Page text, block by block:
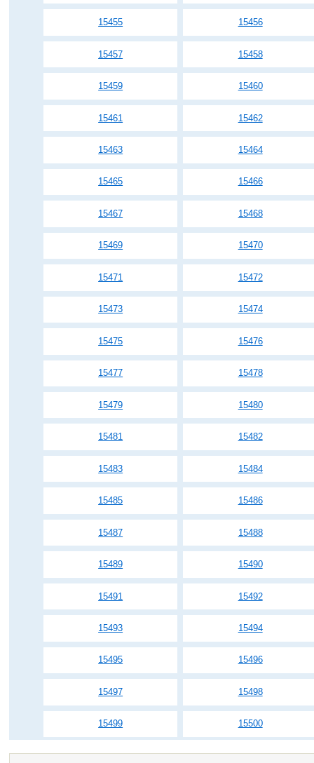
15455 15456
15457 15458
15459 15460
15461 15462
15463 15464
15465 15466
15467 15468
15469 15470
15471 15472
15473 15474
15475 15476
15477 15478
15479 15480
15481 15482
15483 15484
15485 15486
15487 15488
15489 15490
15491 15492
15493 15494
15495 15496
15497 15498
15499 15500